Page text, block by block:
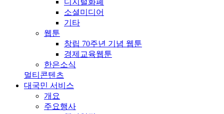
소셜미디어
기타
웹툰
창립 70주년 기념 웹툰
경제교육웹툰
한은소식
멀티콘텐츠
대국민 서비스
개요
주요행사